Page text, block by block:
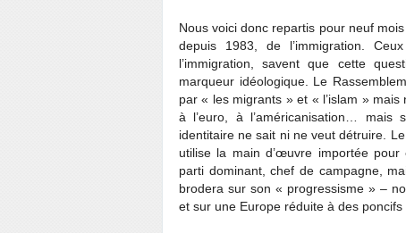
Nous voici donc repartis pour neuf
depuis 1983, de l’immigration.
l’immigration, savent que cette
marqueur idéologique. Le
par « les migrants » et « l’islam »
à l’euro, à l’américanisation…
identitaire ne sait ni ne veut détruire.
utilise la main d’œuvre importée
parti dominant, chef de campagne,
brodera sur son « progressisme » –
et sur une Europe réduite à des